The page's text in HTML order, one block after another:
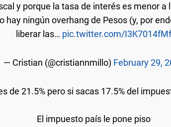
y porque la tasa de interés es menor a
hay ningún overhang de Pesos (y, por
liberar las… pic.twitter.com/
— Cristian (@cristiannmillo) February 29,
de 21.5% pero si sacas 17.5% del
El impuesto país le pone piso